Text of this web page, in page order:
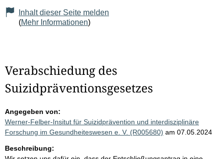
Inhalt dieser Seite melden
(Mehr Informationen)
Verabschiedung des
Suizidpräventionsgesetzes
Angegeben von:
Werner-Felber-Insitut für Suizidprävention und interdisziplinäre
Forschung im Gesundheiteswesen e. V. (R005680) am 07.05.2024
Beschreibung: